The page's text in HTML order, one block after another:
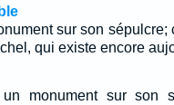
sur son sépulcre;
qui existe encore
monument sur son